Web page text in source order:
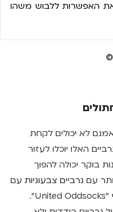
האפשרות ללבוש משהו
לא יכולים לקחת
האלו יוכלו לעזור
בוקר יכולה להפוך
עם גרביים צבעוניות עם
חתולים של המותג הבריטי "United Oddsocks".